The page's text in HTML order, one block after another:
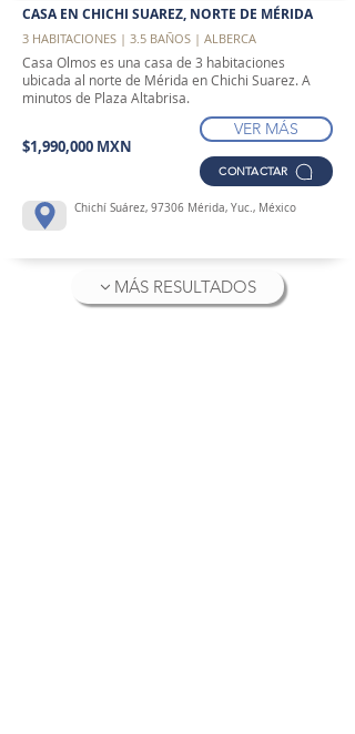
CASA EN CHICHI SUAREZ, NORTE DE MÉRIDA
3 HABITACIONES | 3.5 BAÑOS | ALBERCA
Casa Olmos es una casa de 3 habitaciones
ubicada al norte de Mérida en Chichi Suarez. A
minutos de Plaza Altabrisa.
$1,990,000 MXN
VER MÁS
CONTACTAR
Chichí Suárez, 97306 Mérida, Yuc., México
MÁS RESULTADOS